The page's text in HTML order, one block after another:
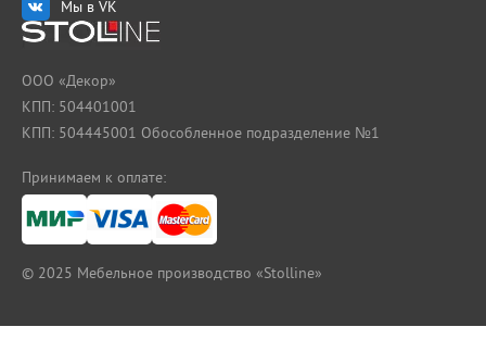
Мы в VK
ООО «Декор»
КПП: 504401001
КПП: 504445001 Обособленное подразделение №1
Принимаем к оплате:
© 2025 Мебельное производство «Stolline»